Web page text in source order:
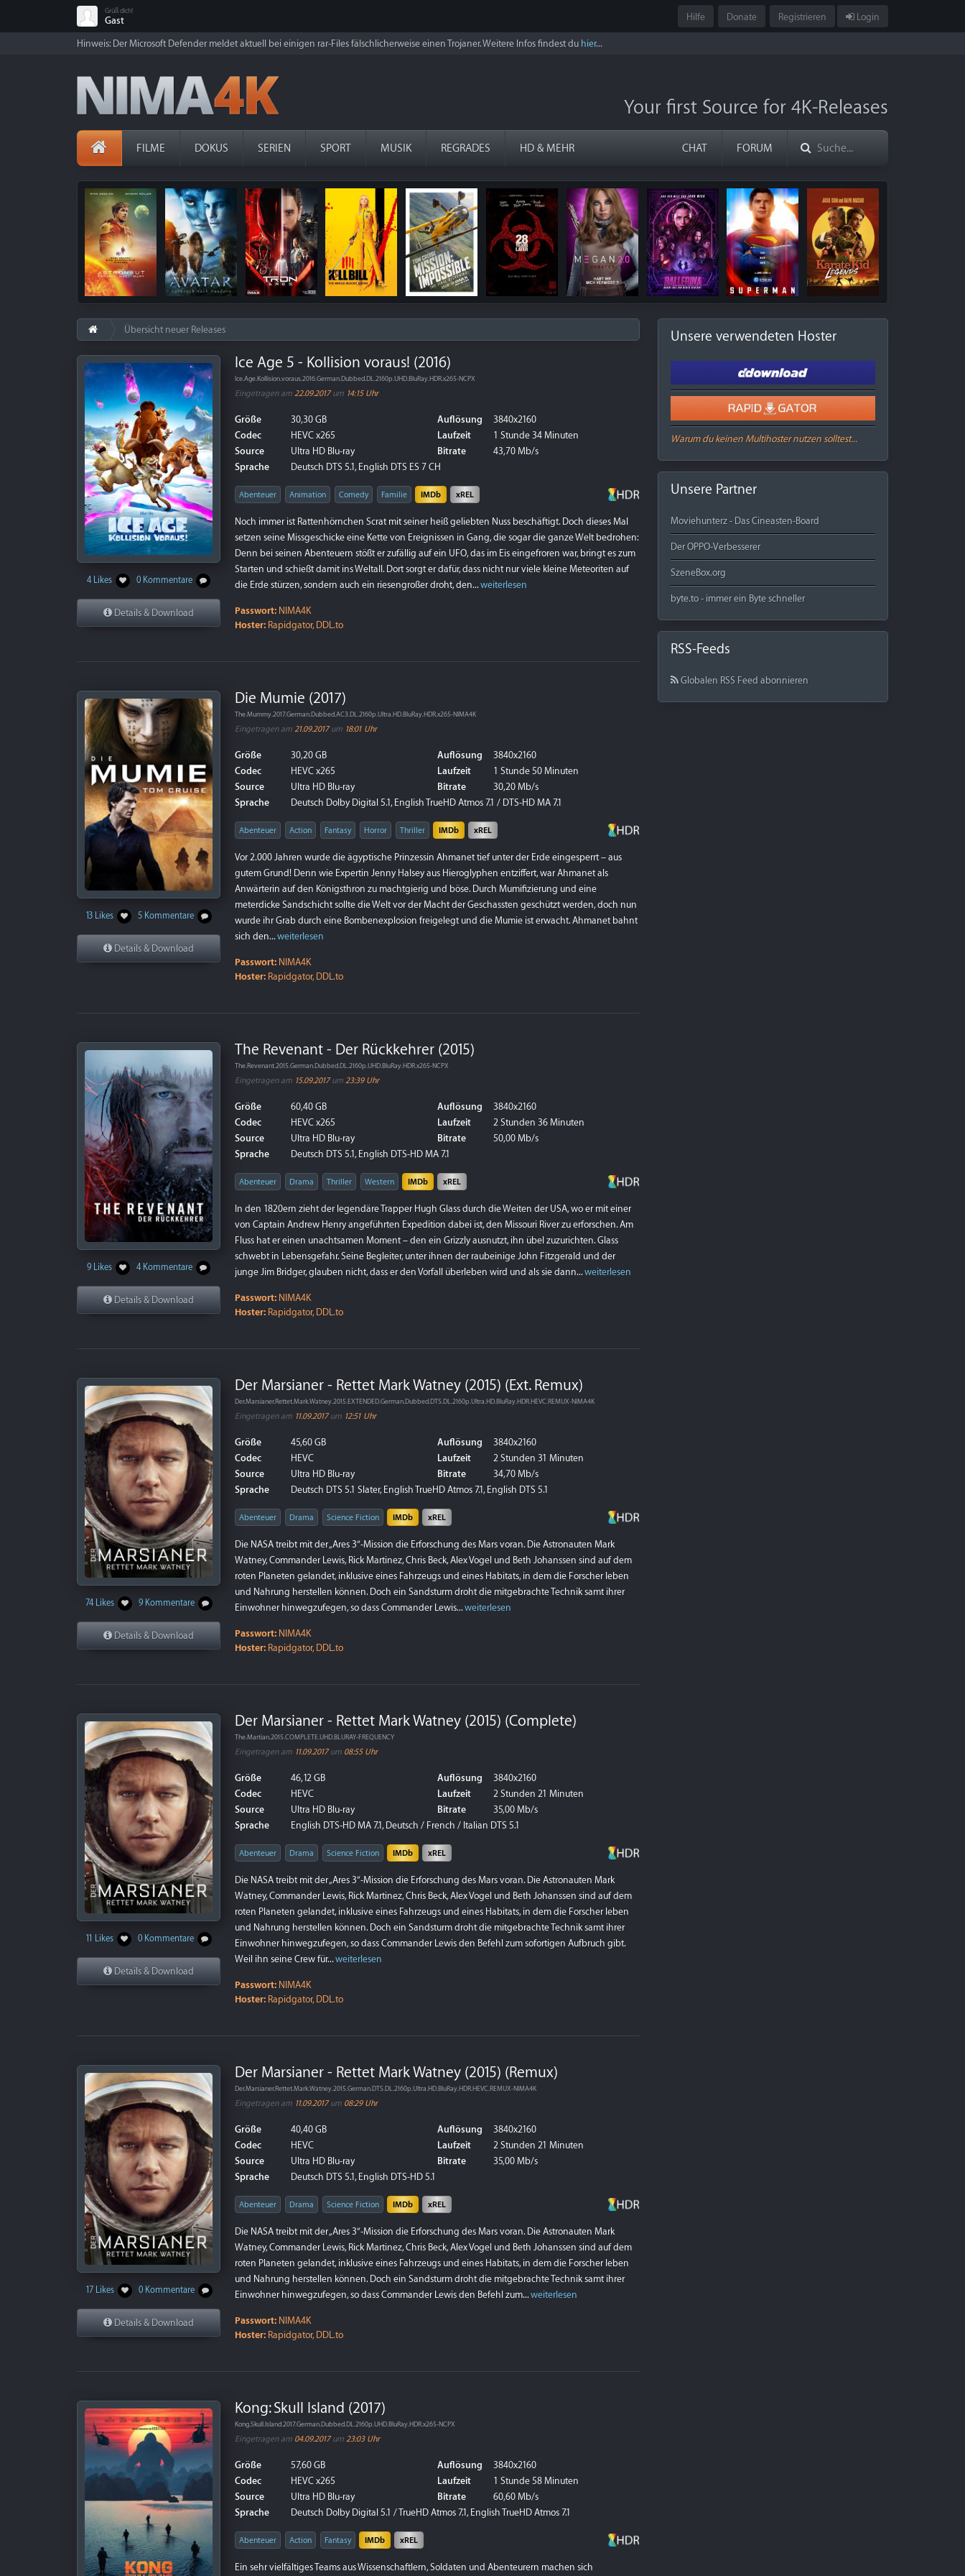
Grüß dich!
Gast Hilfe Donate Registrieren Login
Hinweis: Der Microsoft Defender meldet aktuell bei einigen rar-Files fälschlicherweise einen Trojaner. Weitere Infos findest du hier...
Your first Source for 4K-Releases
FILME DOKUS SERIEN SPORT MUSIK REGRADES HD & MEHR CHAT FORUM
Übersicht neuer Releases
4 Likes 0 Kommentare
Details & Download
Ice Age 5 - Kollision voraus! (2016)
Ice.Age.Kollision.voraus.2016.German.Dubbed.DL.2160p.UHD.BluRay.HDR.x265-NCPX
Eingetragen am 22.09.2017um 14:15 Uhr
Größe
30,30 GB
Codec
HEVC x265
Source
Ultra HD Blu-ray
Sprache
Deutsch DTS 5.1, English DTS ES 7 CH
Auflösung
3840x2160
Laufzeit
1 Stunde 34 Minuten
Bitrate
43,70 Mb/s
Abenteuer Animation Comedy Familie IMDb xREL
Noch immer ist Rattenhörnchen Scrat mit seiner heiß geliebten Nuss beschäftigt. Doch dieses Mal
setzen seine Missgeschicke eine Kette von Ereignissen in Gang, die sogar die ganze Welt bedrohen:
Denn bei seinen Abenteuern stößt er zufällig auf ein UFO, das im Eis eingefroren war, bringt es zum
Starten und schießt damit ins Weltall. Dort sorgt er dafür, dass nicht nur viele kleine Meteoriten auf
die Erde stürzen, sondern auch ein riesengroßer droht, den... weiterlesen
Passwort: NIMA4K
Hoster: Rapidgator, DDL.to
13 Likes 5 Kommentare
Details & Download
Die Mumie (2017)
The.Mummy.2017.German.Dubbed.AC3.DL.2160p.Ultra.HD.BluRay.HDR.x265-NIMA4K
Eingetragen am 21.09.2017um 18:01 Uhr
Größe
30,20 GB
Codec
HEVC x265
Source
Ultra HD Blu-ray
Sprache
Deutsch Dolby Digital 5.1, English TrueHD Atmos 7.1 / DTS-HD MA 7.1
Auflösung
3840x2160
Laufzeit
1 Stunde 50 Minuten
Bitrate
30,20 Mb/s
Abenteuer Action Fantasy Horror Thriller IMDb xREL
Vor 2.000 Jahren wurde die ägyptische Prinzessin Ahmanet tief unter der Erde eingesperrt – aus
gutem Grund! Denn wie Expertin Jenny Halsey aus Hieroglyphen entziffert, war Ahmanet als
Anwärterin auf den Königsthron zu machtgierig und böse. Durch Mumifizierung und eine
meterdicke Sandschicht sollte die Welt vor der Macht der Geschassten geschützt werden, doch nun
wurde ihr Grab durch eine Bombenexplosion freigelegt und die Mumie ist erwacht. Ahmanet bahnt
sich den... weiterlesen
Passwort: NIMA4K
Hoster: Rapidgator, DDL.to
9 Likes 4 Kommentare
Details & Download
The Revenant - Der Rückkehrer (2015)
The.Revenant.2015.German.Dubbed.DL.2160p.UHD.BluRay.HDR.x265-NCPX
Eingetragen am 15.09.2017um 23:39 Uhr
Größe
60,40 GB
Codec
HEVC x265
Source
Ultra HD Blu-ray
Sprache
Deutsch DTS 5.1, English DTS-HD MA 7.1
Auflösung
3840x2160
Laufzeit
2 Stunden 36 Minuten
Bitrate
50,00 Mb/s
Abenteuer Drama Thriller Western IMDb xREL
In den 1820ern zieht der legendäre Trapper Hugh Glass durch die Weiten der USA, wo er mit einer
von Captain Andrew Henry angeführten Expedition dabei ist, den Missouri River zu erforschen. Am
Fluss hat er einen unachtsamen Moment – den ein Grizzly ausnutzt, ihn übel zuzurichten. Glass
schwebt in Lebensgefahr. Seine Begleiter, unter ihnen der raubeinige John Fitzgerald und der
junge Jim Bridger, glauben nicht, dass er den Vorfall überleben wird und als sie dann... weiterlesen
Passwort: NIMA4K
Hoster: Rapidgator, DDL.to
74 Likes 9 Kommentare
Details & Download
Der Marsianer - Rettet Mark Watney (2015) (Ext. Remux)
Der.Marsianer.Rettet.Mark.Watney.2015.EXTENDED.German.Dubbed.DTS.DL.2160p.Ultra.HD.BluRay.HDR.HEVC.REMUX-NIMA4K
Eingetragen am 11.09.2017um 12:51 Uhr
Größe
45,60 GB
Codec
HEVC
Source
Ultra HD Blu-ray
Sprache
Deutsch DTS 5.1 Slater, English TrueHD Atmos 7.1, English DTS 5.1
Auflösung
3840x2160
Laufzeit
2 Stunden 31 Minuten
Bitrate
34,70 Mb/s
Abenteuer Drama Science Fiction IMDb xREL
Die NASA treibt mit der „Ares 3“-Mission die Erforschung des Mars voran. Die Astronauten Mark
Watney, Commander Lewis, Rick Martinez, Chris Beck, Alex Vogel und Beth Johanssen sind auf dem
roten Planeten gelandet, inklusive eines Fahrzeugs und eines Habitats, in dem die Forscher leben
und Nahrung herstellen können. Doch ein Sandsturm droht die mitgebrachte Technik samt ihrer
Einwohner hinwegzufegen, so dass Commander Lewis... weiterlesen
Passwort: NIMA4K
Hoster: Rapidgator, DDL.to
11 Likes 0 Kommentare
Details & Download
Der Marsianer - Rettet Mark Watney (2015) (Complete)
The.Martian.2015.COMPLETE.UHD.BLURAY-FREQUENCY
Eingetragen am 11.09.2017um 08:55 Uhr
Größe
46,12 GB
Codec
HEVC
Source
Ultra HD Blu-ray
Sprache
English DTS-HD MA 7.1, Deutsch / French / Italian DTS 5.1
Auflösung
3840x2160
Laufzeit
2 Stunden 21 Minuten
Bitrate
35,00 Mb/s
Abenteuer Drama Science Fiction IMDb xREL
Die NASA treibt mit der „Ares 3“-Mission die Erforschung des Mars voran. Die Astronauten Mark
Watney, Commander Lewis, Rick Martinez, Chris Beck, Alex Vogel und Beth Johanssen sind auf dem
roten Planeten gelandet, inklusive eines Fahrzeugs und eines Habitats, in dem die Forscher leben
und Nahrung herstellen können. Doch ein Sandsturm droht die mitgebrachte Technik samt ihrer
Einwohner hinwegzufegen, so dass Commander Lewis den Befehl zum sofortigen Aufbruch gibt.
Weil ihn seine Crew für... weiterlesen
Passwort: NIMA4K
Hoster: Rapidgator, DDL.to
17 Likes 0 Kommentare
Details & Download
Der Marsianer - Rettet Mark Watney (2015) (Remux)
Der.Marsianer.Rettet.Mark.Watney.2015.German.DTS.DL.2160p.Ultra.HD.BluRay.HDR.HEVC.REMUX-NIMA4K
Eingetragen am 11.09.2017um 08:29 Uhr
Größe
40,40 GB
Codec
HEVC
Source
Ultra HD Blu-ray
Sprache
Deutsch DTS 5.1, English DTS-HD 5.1
Auflösung
3840x2160
Laufzeit
2 Stunden 21 Minuten
Bitrate
35,00 Mb/s
Abenteuer Drama Science Fiction IMDb xREL
Die NASA treibt mit der „Ares 3“-Mission die Erforschung des Mars voran. Die Astronauten Mark
Watney, Commander Lewis, Rick Martinez, Chris Beck, Alex Vogel und Beth Johanssen sind auf dem
roten Planeten gelandet, inklusive eines Fahrzeugs und eines Habitats, in dem die Forscher leben
und Nahrung herstellen können. Doch ein Sandsturm droht die mitgebrachte Technik samt ihrer
Einwohner hinwegzufegen, so dass Commander Lewis den Befehl zum... weiterlesen
Passwort: NIMA4K
Hoster: Rapidgator, DDL.to
Kong: Skull Island (2017)
Kong.Skull.Island.2017.German.Dubbed.DL.2160p.UHD.BluRay.HDR.x265-NCPX
Eingetragen am 04.09.2017um 23:03 Uhr
Größe
57,60 GB
Codec
HEVC x265
Source
Ultra HD Blu-ray
Sprache
Deutsch Dolby Digital 5.1 / TrueHD Atmos 7.1, English TrueHD Atmos 7.1
Auflösung
3840x2160
Laufzeit
1 Stunde 58 Minuten
Bitrate
60,60 Mb/s
Abenteuer Action Fantasy IMDb xREL
Ein sehr vielfältiges Teams aus Wissenschaftlern, Soldaten und Abenteurern machen sich
Unsere verwendeten Hoster
Warum du keinen Multihoster nutzen solltest...
Unsere Partner
Moviehunterz - Das Cineasten-Board
Der OPPO-Verbesserer
SzeneBox.org
byte.to - immer ein Byte schneller
RSS-Feeds
Globalen RSS Feed abonnieren